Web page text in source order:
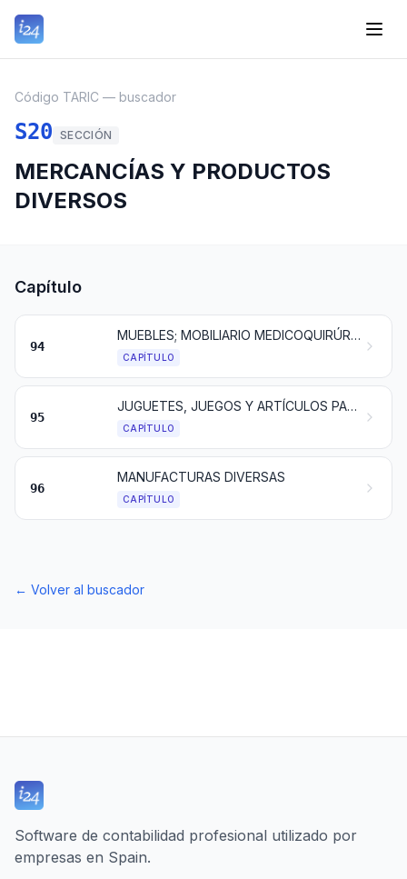
Código TARIC — buscador
S20 SECCIÓN
MERCANCÍAS Y PRODUCTOS
DIVERSOS
Capítulo
94
MUEBLES; MOBILIARIO MEDICOQUIRÚRGICO; ARTÍCULOS DE CAMA Y SIMILARES; LUMINARIAS Y APARATOS DE ALUMBRADO NO EXPRESADOS NI COMPRENDIDOS EN OTRA PARTE; ANUNCIOS, LETREROS Y PLACAS INDICADORAS LUMINOSOS Y ARTÍCULOS SIMILARES; CONSTRUCCIONES PREFABRICADAS
CAPÍTULO
95
JUGUETES, JUEGOS Y ARTÍCULOS PARA RECREO O DEPORTE; SUS PARTES Y ACCESORIOS
CAPÍTULO
96
MANUFACTURAS DIVERSAS
CAPÍTULO
← Volver al buscador
Software de contabilidad profesional utilizado por
empresas en Spain.